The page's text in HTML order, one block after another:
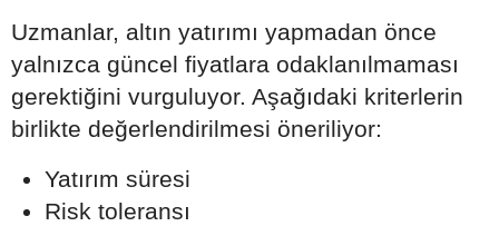
Uzmanlar, altın yatırımı yapmadan önce
yalnızca güncel fiyatlara odaklanılmaması
gerektiğini vurguluyor. Aşağıdaki kriterlerin
birlikte değerlendirilmesi öneriliyor:
Yatırım süresi
Risk toleransı